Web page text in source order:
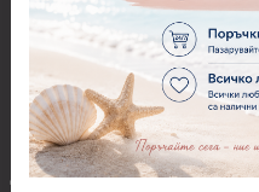
Лепила
Краклета и медиуми
Шаблони
Инструменти и пособия
Дизайнерски хартии